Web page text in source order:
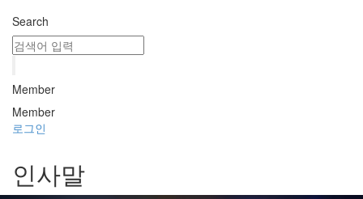
Search
Member
Member
로그인
인사말